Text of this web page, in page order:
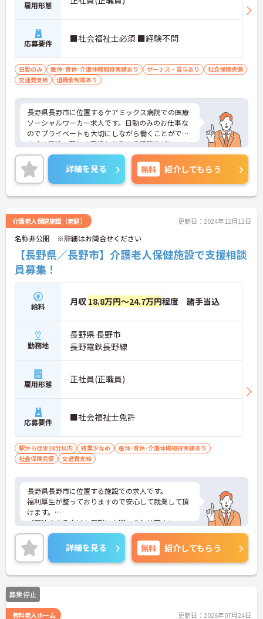
雇用形態
応募要件 ■社会福祉士必須 ■経験不問
日勤のみ 産休･育休･介護休暇取得実績あり ボーナス・賞与あり
社会保険完備
交通費支給
退職金制度あり
長野県長野市に位置するケアミックス病院での医療
ソーシャルワーカー求人です。日勤のみのお仕事な
のでプライベートも大切にしながら働くことができ
ます。昇給・賞与の実績もあるので頑張りがしっか
りと評価される環境です。ご興味のある方には、面
接対策ポイント等、さらに詳細をお話ししますので
お気軽にご相談ください！
詳細を見る 無料 紹介してもらう
介護老人保健施設（老健） 更新日：2024年12月12日
名称非公開 ※詳細はお問合せください
【長野県／長野市】介護老人保健施設で支援相談
員募集！
給料 月収 18.8万円～24.7万円程度 諸手当込
勤務地
長野県 長野市
長野電鉄長野線
雇用形態 正社員(正職員)
応募要件 ■社会福祉士免許
駅から徒歩10分以内 残業少なめ
産休･育休･介護休暇取得実績あり
社会保険完備
交通費支給
長野県長野市に位置する施設での求人です。
福利厚生が整っておりますので安心して就業して頂
けます。
ご興味のある方はお気軽にお問い合わせ下さい。
詳細を見る 無料 紹介してもらう
募集停止
有料老人ホーム 更新日：2026年07月24日